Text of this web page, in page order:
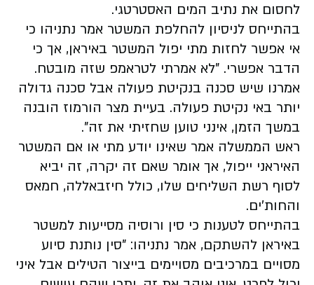
לחסום את נתיב המים האסטרטגי.
בהתייחס לניסיון להחלפת המשטר אמר נתניהו כי
אי אפשר לחזות מתי יפול המשטר באיראן, אך כי
הדבר אפשרי. "לא אמרתי לטראמפ שזה מובטח.
אמרנו שיש סכנה בנקיטת פעולה אבל סכנה גדולה
יותר באי נקיטת פעולה. בעיית מצר הורמוז הובנה
במשך הזמן, אינני טוען שחזיתי את זה".
ראש הממשלה אמר שאינו יודע מתי או אם המשטר
האיראני ייפול, אך אומר שאם זה יקרה, זה יביא
לסוף רשת השליחים שלו, כולל חיזבאללה, חמאס
והחות'ים.
בהתייחס לטענות כי סין ורוסיה מסייעות למשטר
באיראן להשתקם, אמר נתניהו: "סין נותנת סיוע
מסויים במרכיבים מסויימים בייצור הטילים אבל איני